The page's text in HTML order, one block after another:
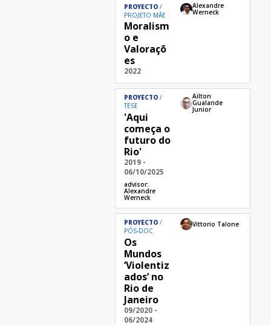
PROYECTO
PROJETO MÃE
Moralism
o e
Valoraçõ
es
2022
Alexandre
Werneck
PROYECTO
TESE
'Aqui
começa o
futuro do
Rio'
2019 -
06/10/2025
advisor:
Alexandre
Werneck
Ailton
Gualande
Junior
PROYECTO
PÓS-DOC
Os
Mundos
‘Violentiz
ados’ no
Rio de
Janeiro
09/2020 -
06/2024
Vittorio Talone